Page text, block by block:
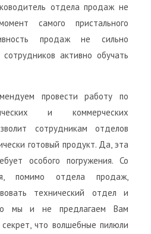
отдела продаж не
самого пристального
продаж не сильно
активно обучать
провести работу по
и коммерческих
сотрудникам отделов
готовый продукт. Да, эта
особого погружения. Со
помимо отдела продаж,
технический отдел и
мы и не предлагаем Вам
что волшебные пилюли